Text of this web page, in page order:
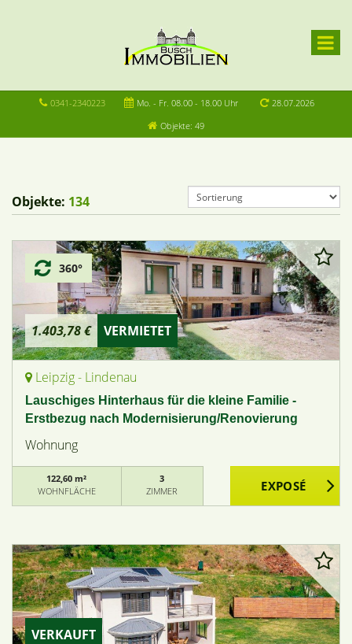
0341-2340223 Mo. - Fr. 08.00 - 18.00 Uhr
28.07.2026
Objekte: 49
Objekte: 134
1.403,78 € VERMIETET
360°
Leipzig - Lindenau
Lauschiges Hinterhaus für die kleine Familie -
Erstbezug nach Modernisierung/Renovierung
Wohnung
122,60 m²
WOHNFLÄCHE
3
ZIMMER
VERKAUFT